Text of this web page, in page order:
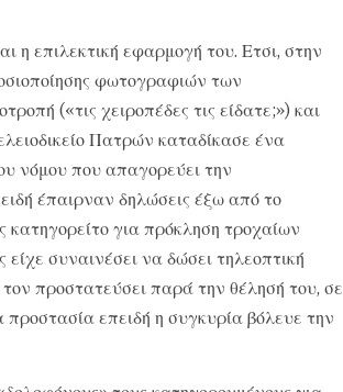
η επιλεκτική εφαρμογή του. Ετσι, στην
φωτογραφιών των
(«τις χειροπέδες τις είδατε;») και
Πατρών καταδίκασε ένα
νόμου που απαγορεύει την
έπαιρναν δηλώσεις έξω από το
για πρόκληση τροχαίων
συναινέσει να δώσει τηλεοπτική
προστατεύσει παρά την θέλησή του, σε
επειδή η συγκυρία βόλευε την